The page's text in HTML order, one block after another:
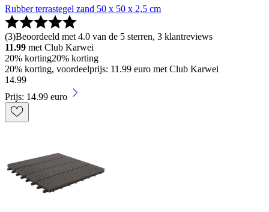
Rubber terrastegel zand 50 x 50 x 2,5 cm
(3)Beoordeeld met 4.0 van de 5 sterren, 3 klantreviews
11.99 met Club Karwei
20% korting20% korting
20% korting, voordeelprijs: 11.99 euro met Club Karwei
14.99
Prijs: 14.99 euro